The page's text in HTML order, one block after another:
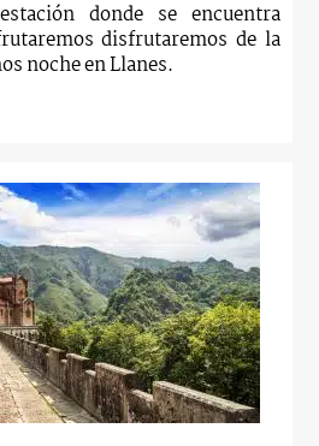
donde se encuentra
disfrutaremos de la
noche en Llanes.